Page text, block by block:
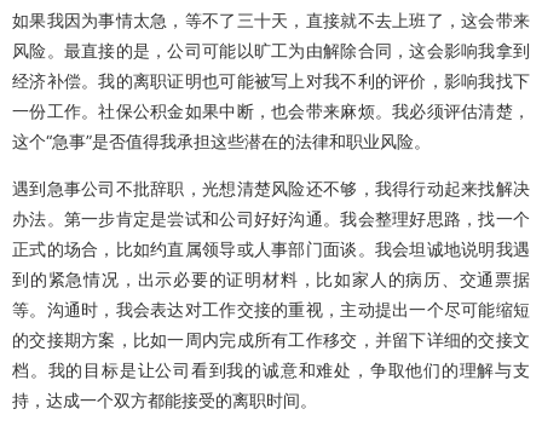
如果我因为事情太急，等不了三十天，直接就不去上班了，这会带来
风险。最直接的是，公司可能以旷工为由解除合同，这会影响我拿到
经济补偿。我的离职证明也可能被写上对我不利的评价，影响我找下
一份工作。社保公积金如果中断，也会带来麻烦。我必须评估清楚，
这个“急事”是否值得我承担这些潜在的法律和职业风险。
遇到急事公司不批辞职，光想清楚风险还不够，我得行动起来找解决
办法。第一步肯定是尝试和公司好好沟通。我会整理好思路，找一个
正式的场合，比如约直属领导或人事部门面谈。我会坦诚地说明我遇
到的紧急情况，出示必要的证明材料，比如家人的病历、交通票据
等。沟通时，我会表达对工作交接的重视，主动提出一个尽可能缩短
的交接期方案，比如一周内完成所有工作移交，并留下详细的交接文
档。我的目标是让公司看到我的诚意和难处，争取他们的理解与支
持，达成一个双方都能接受的离职时间。